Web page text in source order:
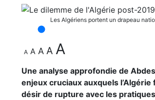
Les Algériens portent un drapeau
A A A A A
Une analyse approfondie de
enjeux cruciaux auxquels
désir de rupture avec les